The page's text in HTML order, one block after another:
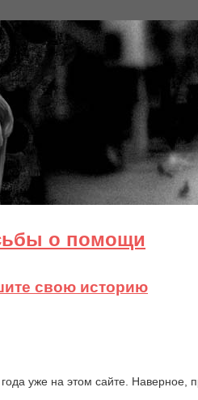
своего состояния и
о помощи
свою историю
уже на этом сайте. Наверное,